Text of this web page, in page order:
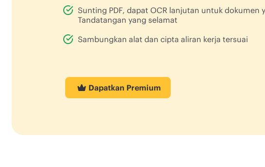
Sunting PDF, dapat OCR lanjutan untuk dokumen
Tandatangan yang selamat
Sambungkan alat dan cipta aliran kerja tersuai
Dapatkan Premium